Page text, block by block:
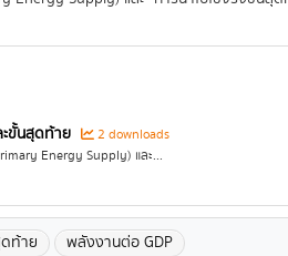
ขั้นสุดท้าย
2 downloads
Energy Supply) และ...
ท้าย พลังงานต่อ GDP